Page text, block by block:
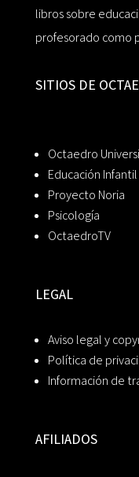
libros sobre
profesorado como
SITIOS DE
Octaedro
Educación Infantil
Proyecto Noria
Psicología
OctaedroTV
LEGAL
Aviso legal y
Política de
Información de
AFILIADOS